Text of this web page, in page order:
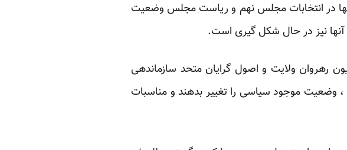
در انتخابات مجلس نهم و ریاست مجلس وضعیت
آنها نیز در حال شکل گیری است.
رهروان ولایت و اصول گرایان متحد سازماندهی
وضعیت موجود سیاسی را تغییر بدهند و مناسبات